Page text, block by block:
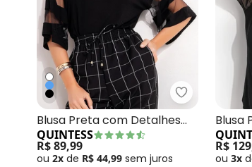
Quintess -
Blusa Preta com Detalhes
em Tule nas Mangas
QUINTESS
R$ 89,99
ou 2x de R$ 44,99 sem juros
Blusa
com
R$
ou 3x